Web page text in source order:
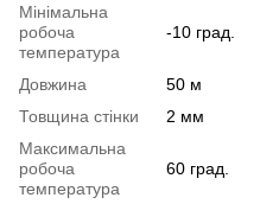
Мінімальна
робоча
температура
-10 град.
Довжина
50 м
Товщина стінки
2 мм
Максимальна
робоча
температура
60 град.